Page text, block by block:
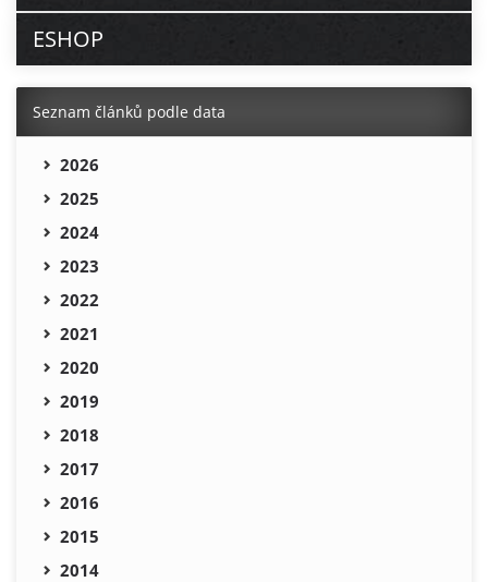
ESHOP
Seznam článků podle data
2026
2025
2024
2023
2022
2021
2020
2019
2018
2017
2016
2015
2014